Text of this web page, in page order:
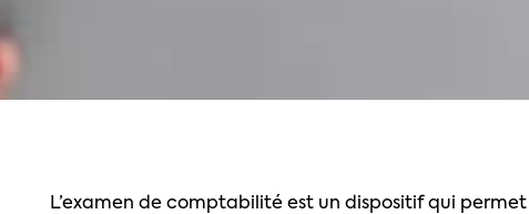
L’examen de comptabilité est un dispositif qui